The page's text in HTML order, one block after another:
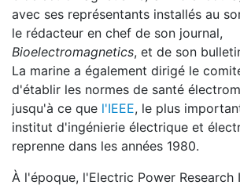
avec ses représentants installés au
le rédacteur en chef de son journal,
Bioelectromagnetics, et de son
La marine a également dirigé le
d'établir les normes de santé
jusqu'à ce que l'IEEE, le plus
institut d'ingénierie électrique et
reprenne dans les années 1980.
À l'époque, l'Electric Power Research